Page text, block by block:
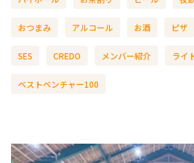
おつまみ アルコール お酒 ピザ
SES CREDO メンバー紹介 ライ
ベストベンチャー100